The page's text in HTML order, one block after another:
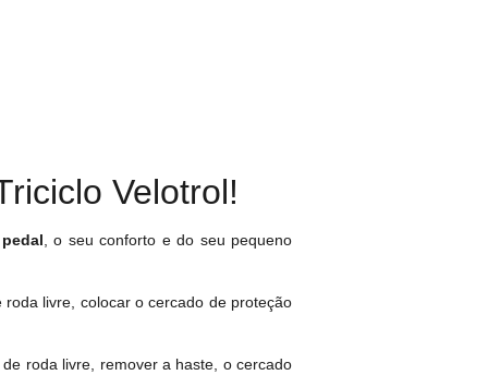
Velotrol!
, o seu conforto e do seu pequeno
livre, colocar o cercado de proteção
roda livre, remover a haste, o cercado